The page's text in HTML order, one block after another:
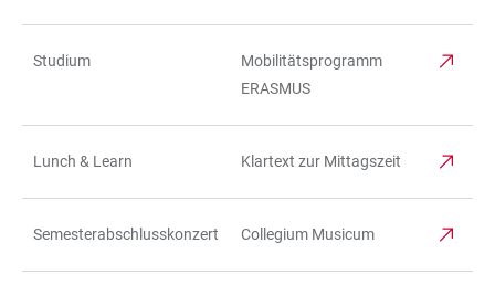
Studium
Mobilitätsprogramm
ERASMUS
Lunch & Learn Klartext zur Mittagszeit
Semesterabschlusskonzert Collegium Musicum